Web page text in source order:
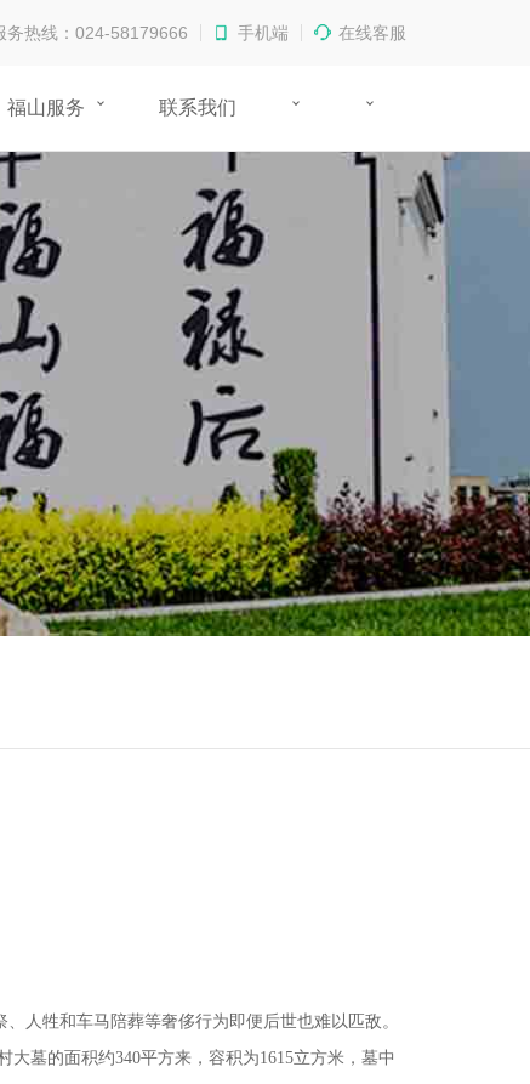
务热线：024-58179666 手机端 在线客服
福山服务 联系我们
人牲和车马陪葬等奢侈行为即便后世也难以匹敌。
大墓的面积约340平方来，容积为1615立方米，墓中